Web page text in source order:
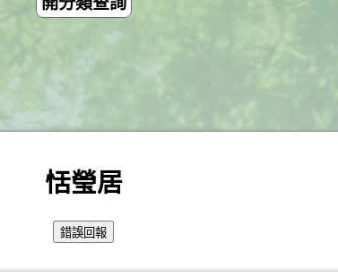
恬瑩居